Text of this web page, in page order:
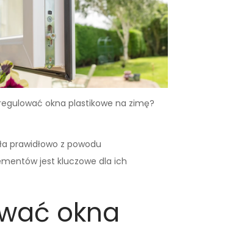
okna plastikowe na zimę?
prawidłowo z powodu
jest kluczowe dla ich
okna